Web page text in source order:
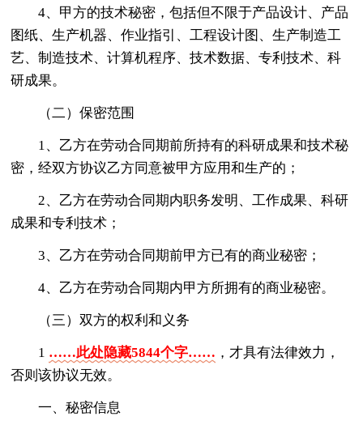
4、甲方的技术秘密，包括但不限于产品设计、产品
图纸、生产机器、作业指引、工程设计图、生产制造工
艺、制造技术、计算机程序、技术数据、专利技术、科
研成果。
（二）保密范围
1、乙方在劳动合同期前所持有的科研成果和技术秘
密，经双方协议乙方同意被甲方应用和生产的；
2、乙方在劳动合同期内职务发明、工作成果、科研
成果和专利技术；
3、乙方在劳动合同期前甲方已有的商业秘密；
4、乙方在劳动合同期内甲方所拥有的商业秘密。
（三）双方的权利和义务
1 ……此处隐藏5844个字…… ，才具有法律效力，
否则该协议无效。
一、秘密信息